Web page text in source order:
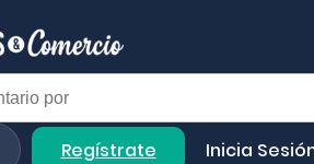
Regístrate Inicia